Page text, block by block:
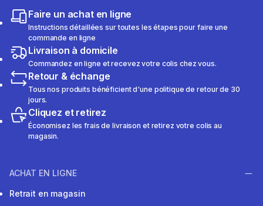
Faire un achat en ligne
Instructions détaillées sur toutes les étapes pour faire une
commande en ligne
Livraison à domicile
Commandez en ligne et recevez votre colis chez vous.
Retour & échange
Tous nos produits bénéficient d'une politique de retour de 30
jours.
Cliquez et retirez
Économisez les frais de livraison et retirez votre colis au
magasin.
ACHAT EN LIGNE
Retrait en magasin